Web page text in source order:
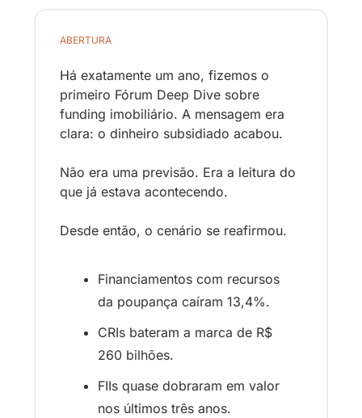
ABERTURA
Há exatamente um ano, fizemos o
primeiro Fórum Deep Dive sobre
funding imobiliário. A mensagem era
clara: o dinheiro subsidiado acabou.
Não era uma previsão. Era a leitura do
que já estava acontecendo.
Desde então, o cenário se reafirmou.
Financiamentos com recursos
da poupança caíram 13,4%.
CRIs bateram a marca de R$
260 bilhões.
FIIs quase dobraram em valor
nos últimos três anos.